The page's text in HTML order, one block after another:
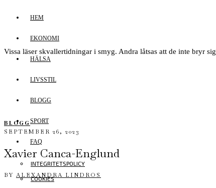
HEM
EKONOMI
HÄLSA
LIVSSTIL
BLOGG
SPORT
FAQ
INTEGRITETSPOLICY
COOKIES
Vissa läser skvallertidningar i smyg. Andra låtsas att de inte bryr
BLOGG
SEPTEMBER 26, 2023
Xavier Canca-Englund
BY ALEXANDRA LINDROS